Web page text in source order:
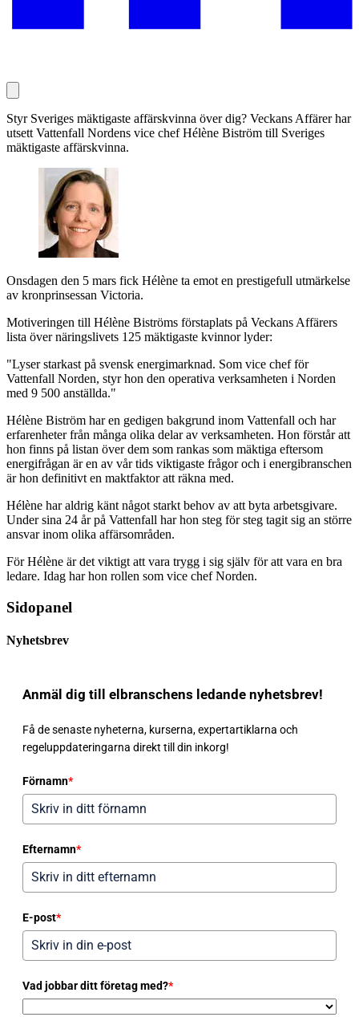
Styr Sveriges mäktigaste affärskvinna över dig? Veckans Affärer har
utsett Vattenfall Nordens vice chef Hélène Biström till Sveriges
mäktigaste affärskvinna.
Onsdagen den 5 mars fick Hélène ta emot en prestigefull utmärkelse
av kronprinsessan Victoria.
Motiveringen till Hélène Biströms förstaplats på Veckans Affärers
lista över näringslivets 125 mäktigaste kvinnor lyder:
"Lyser starkast på svensk energimarknad. Som vice chef för
Vattenfall Norden, styr hon den operativa verksamheten i Norden
med 9 500 anställda."
Hélène Biström har en gedigen bakgrund inom Vattenfall och har
erfarenheter från många olika delar av verksamheten. Hon förstår att
hon finns på listan över dem som rankas som mäktiga eftersom
energifrågan är en av vår tids viktigaste frågor och i energibranschen
är hon definitivt en maktfaktor att räkna med.
Hélène har aldrig känt något starkt behov av att byta arbetsgivare.
Under sina 24 år på Vattenfall har hon steg för steg tagit sig an större
ansvar inom olika affärsområden.
För Hélène är det viktigt att vara trygg i sig själv för att vara en bra
ledare. Idag har hon rollen som vice chef Norden.
Sidopanel
Nyhetsbrev
Anmäl dig till elbranschens ledande nyhetsbrev!
Få de senaste nyheterna, kurserna, expertartiklarna och
regeluppdateringarna direkt till din inkorg!
Förnamn*
Efternamn*
E-post*
Vad jobbar ditt företag med?*